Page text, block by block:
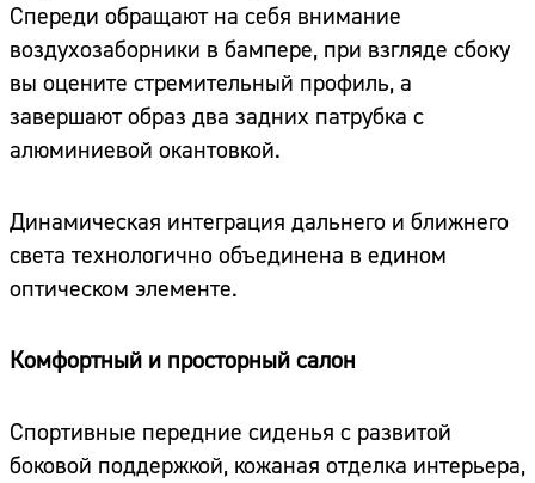
Спереди обращают на себя внимание
воздухозаборники в бампере, при взгляде сбоку
вы оцените стремительный профиль, а
завершают образ два задних патрубка с
алюминиевой окантовкой.
Динамическая интеграция дальнего и ближнего
света технологично объединена в едином
оптическом элементе.
Комфортный и просторный салон
Спортивные передние сиденья с развитой
боковой поддержкой, кожаная отделка интерьера,